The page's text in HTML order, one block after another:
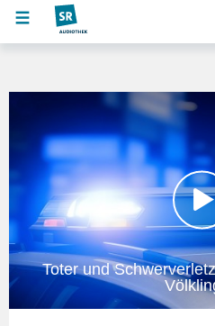
Toter und